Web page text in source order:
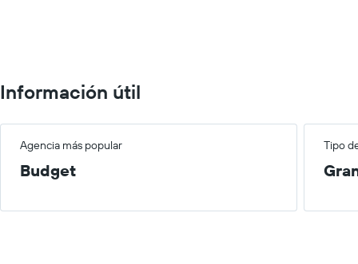
Información útil
Agencia más popular Tipo
Budget